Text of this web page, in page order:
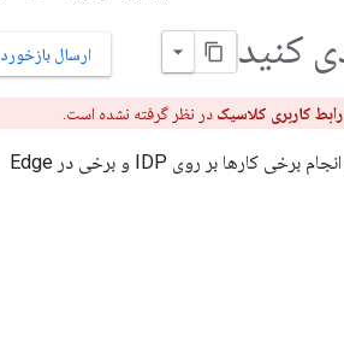
ارسال بازخورد
رابط کاربری کلاسیک در نظر گرفته نشده است.
فرآیند نصب و پیکربندی پشتیبانی IDP خارجی در Apigee Edge برای Private Cloud مستلزم انجام برخی کارها بر روی IDP و برخی در Edge